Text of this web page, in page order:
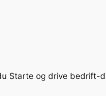
Starte og drive bedrift-